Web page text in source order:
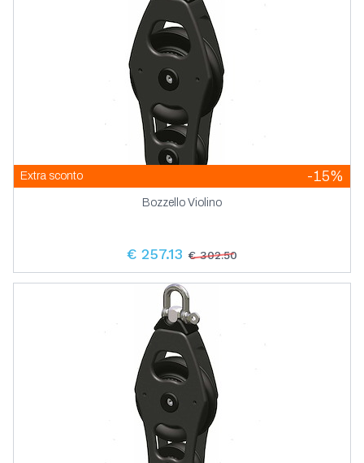
Extra sconto -15%
Bozzello Violino
€ 257.13 € 302.50